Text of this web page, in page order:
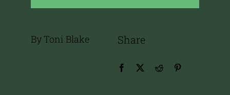
By Toni Blake Share